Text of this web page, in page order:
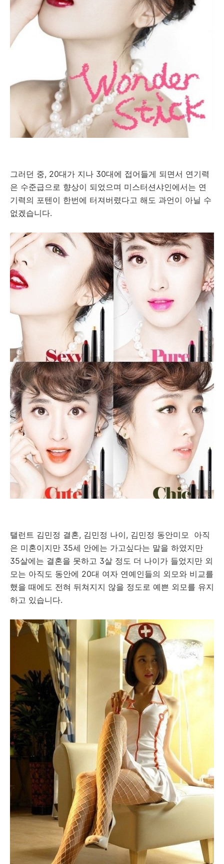
그러던 중, 20대가 지나 30대에 접어들게 되면서 연기력
은 수준급으로 향상이 되었으며 미스터션샤인에서는 연
기력의 포텐이 한번에 터져버렸다고 해도 과언이 아닐 수
없겠습니다.
탤런트 김민정 결혼, 김민정 나이, 김민정 동안미모 아직
은 미혼이지만 35세 안에는 가고싶다는 말을 하였지만
35살에는 결혼을 못하고 3살 정도 더 나이가 들었지만 외
모는 아직도 동안에 20대 여자 연예인들의 외모와 비교를
했을 때에도 전혀 뒤쳐지지 않을 정도로 예쁜 외모를 유지
하고 있습니다.